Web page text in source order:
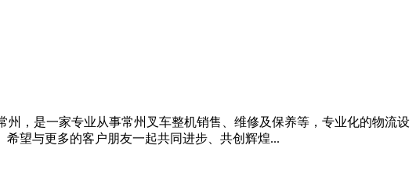
，是一家专业从事常州叉车整机销售、维修及保养等，专业化的物流设
望与更多的客户朋友一起共同进步、共创辉煌...